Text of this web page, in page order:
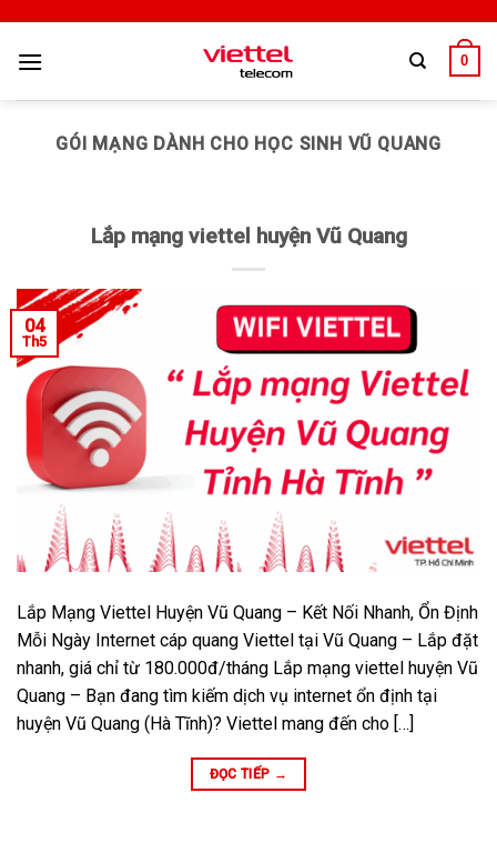
0
GÓI MẠNG DÀNH CHO HỌC SINH VŨ QUANG
Lắp mạng viettel huyện Vũ Quang
04
Th5
Lắp Mạng Viettel Huyện Vũ Quang – Kết Nối Nhanh, Ổn Định
Mỗi Ngày Internet cáp quang Viettel tại Vũ Quang – Lắp đặt
nhanh, giá chỉ từ 180.000đ/tháng Lắp mạng viettel huyện Vũ
Quang – Bạn đang tìm kiếm dịch vụ internet ổn định tại
huyện Vũ Quang (Hà Tĩnh)? Viettel mang đến cho […]
ĐỌC TIẾP →